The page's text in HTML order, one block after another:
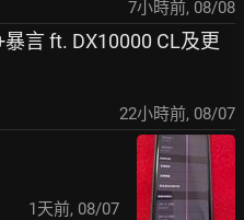
7小時前, 08/08
言 ft. DX10000 CL及更
22小時前, 08/07
1天前, 08/07